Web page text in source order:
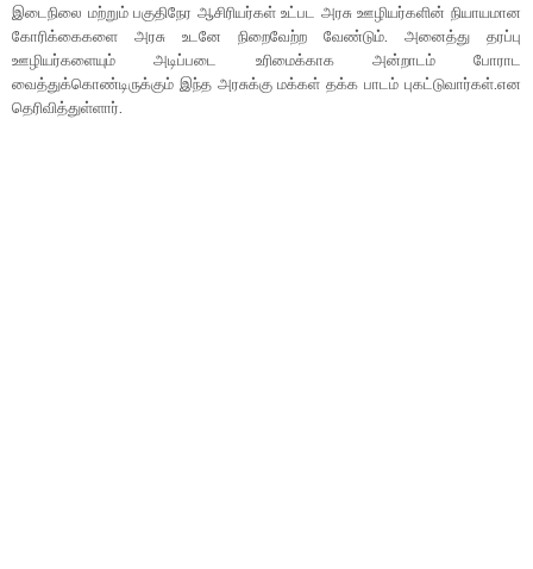
இடைநிலை மற்றும் பகுதிநேர ஆசிரியர்கள் உட்பட அரசு ஊழியர்களின் நியாயமான
கோரிக்கைகளை அரசு உடனே நிறைவேற்ற வேண்டும். அனைத்து தரப்பு
ஊழியர்களையும் அடிப்படை உரிமைக்காக அன்றாடம் போராட
வைத்துக்கொண்டிருக்கும் இந்த அரசுக்கு மக்கள் தக்க பாடம் புகட்டுவார்கள்.என
தெரிவித்துள்ளார்.